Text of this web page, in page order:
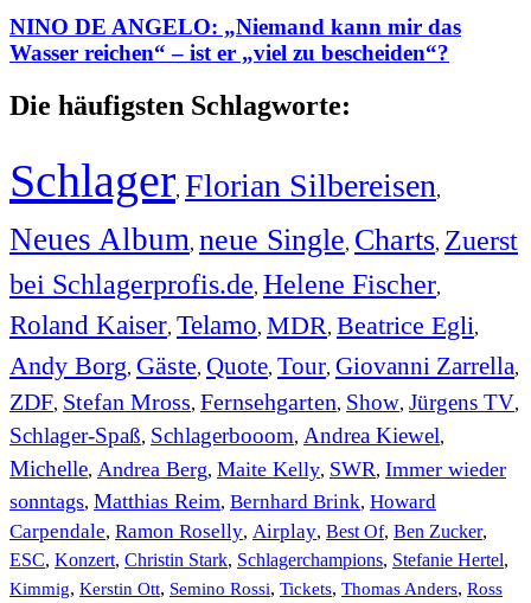
NINO DE ANGELO: „Niemand kann mir das
Wasser reichen“ – ist er „viel zu bescheiden“?
Die häufigsten Schlagworte:
Schlager, Florian Silbereisen,
Neues Album, neue Single, Charts, Zuerst
bei Schlagerprofis.de, Helene Fischer,
Roland Kaiser, Telamo, MDR, Beatrice Egli,
Andy Borg, Gäste, Quote, Tour, Giovanni Zarrella,
ZDF, Stefan Mross, Fernsehgarten, Show, Jürgens TV,
Schlager-Spaß, Schlagerbooom, Andrea Kiewel,
Michelle, Andrea Berg, Maite Kelly, SWR, Immer wieder
sonntags, Matthias Reim, Bernhard Brink, Howard
Carpendale, Ramon Roselly, Airplay, Best Of, Ben Zucker,
ESC, Konzert, Christin Stark, Schlagerchampions, Stefanie Hertel,
Kimmig, Kerstin Ott, Semino Rossi, Tickets, Thomas Anders, Ross